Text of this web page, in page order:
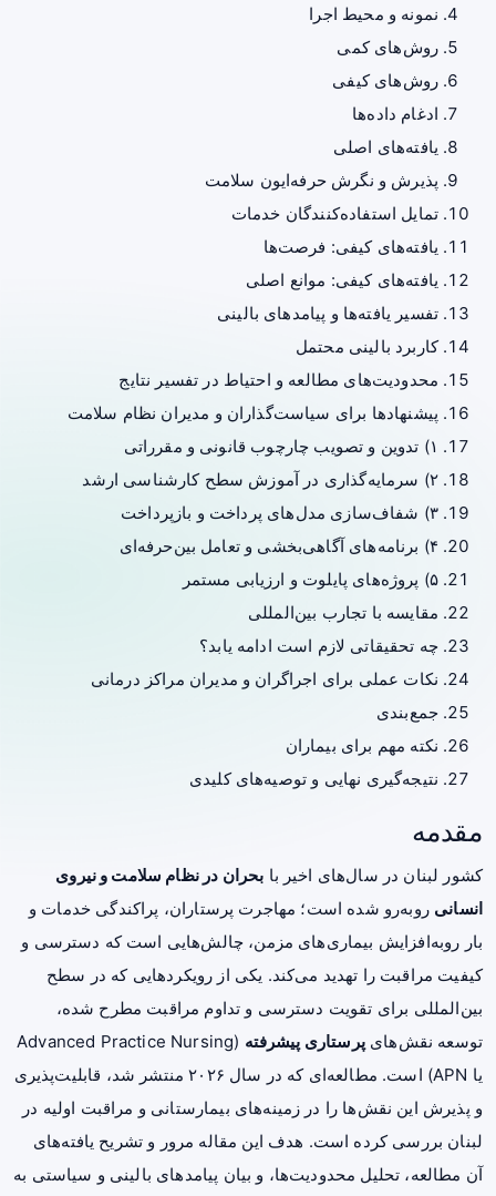
نمونه و محیط اجرا
روش‌های کمی
روش‌های کیفی
ادغام داده‌ها
یافته‌های اصلی
پذیرش و نگرش حرفه‌ایون سلامت
تمایل استفاده‌کنندگان خدمات
یافته‌های کیفی: فرصت‌ها
یافته‌های کیفی: موانع اصلی
تفسیر یافته‌ها و پیامدهای بالینی
کاربرد بالینی محتمل
محدودیت‌های مطالعه و احتیاط در تفسیر نتایج
پیشنهادها برای سیاست‌گذاران و مدیران نظام سلامت
۱) تدوین و تصویب چارچوب قانونی و مقرراتی
۲) سرمایه‌گذاری در آموزش سطح کارشناسی ارشد
۳) شفاف‌سازی مدل‌های پرداخت و بازپرداخت
۴) برنامه‌های آگاهی‌بخشی و تعامل بین‌حرفه‌ای
۵) پروژه‌های پایلوت و ارزیابی مستمر
مقایسه با تجارب بین‌المللی
چه تحقیقاتی لازم است ادامه یابد؟
نکات عملی برای اجراگران و مدیران مراکز درمانی
جمع‌بندی
نکته مهم برای بیماران
نتیجه‌گیری نهایی و توصیه‌های کلیدی
مقدمه
کشور لبنان در سال‌های اخیر با بحران در نظام سلامت و نیروی
انسانی روبه‌رو شده است؛ مهاجرت پرستاران، پراکندگی خدمات و
بار رو‌به‌افزایش بیماری‌های مزمن، چالش‌هایی است که دسترسی و
کیفیت مراقبت را تهدید می‌کند. یکی از رویکردهایی که در سطح
بین‌المللی برای تقویت دسترسی و تداوم مراقبت مطرح شده،
توسعه نقش‌هایپرستاری پیشرفته
(Advanced Practice Nursing
یا APN) است. مطالعه‌ای که در سال ۲۰۲۶ منتشر شد، قابلیت‌پذیری
و پذیرش این نقش‌ها را در زمینه‌های بیمارستانی و مراقبت اولیه در
لبنان بررسی کرده است. هدف این مقاله مرور و تشریح یافته‌های
آن مطالعه، تحلیل محدودیت‌ها، و بیان پیامدهای بالینی و سیاستی به